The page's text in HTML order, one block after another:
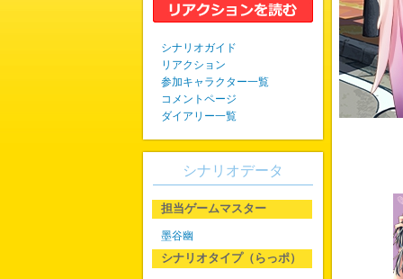
シナリオガイド
リアクション
参加キャラクター一覧
コメントページ
ダイアリー一覧
シナリオデータ
担当ゲームマスター
墨谷幽
シナリオタイプ（らっポ）